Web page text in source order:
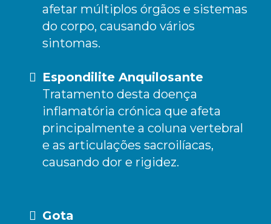
afetar múltiplos órgãos e sistemas
do corpo, causando vários
sintomas.
Espondilite Anquilosante
Tratamento desta doença
inflamatória crónica que afeta
principalmente a coluna vertebral
e as articulações sacroilíacas,
causando dor e rigidez.
Gota